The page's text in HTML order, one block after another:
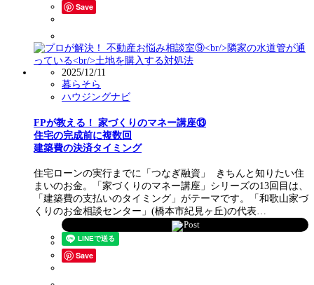
Save
2025/12/11
暮らそら
ハウジングナビ
FPが教える！ 家づくりのマネー講座⑬
住宅の完成前に複数回
建築費の決済タイミング
住宅ローンの実行までに「つなぎ融資」 きちんと知りたい住
まいのお金。「家づくりのマネー講座」シリーズの13回目は、
「建築費の支払いのタイミング」がテーマです。「和歌山家づ
くりのお金相談センター」(橋本市紀見ヶ丘)の代表…
Post
Save